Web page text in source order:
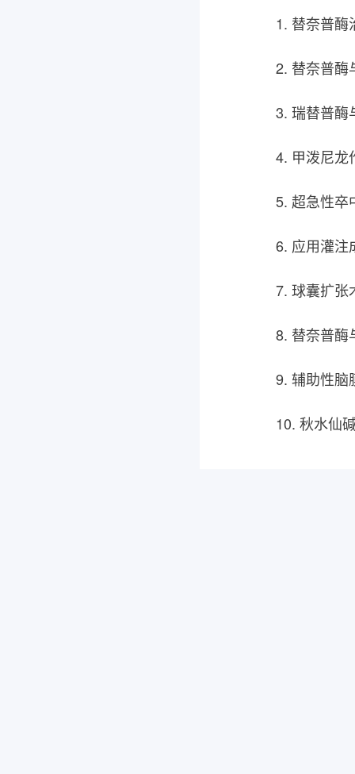
1. 替奈普酶
2. 替奈普酶
3. 瑞替普酶
4. 甲泼尼龙
5. 超急性卒
6. 应用灌注
7. 球囊扩张
8. 替奈普酶
9. 辅助性脑
10. 秋水仙